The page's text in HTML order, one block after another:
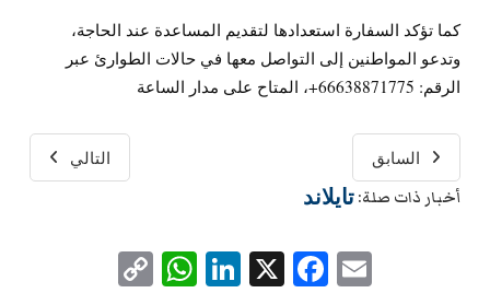
كما تؤكد السفارة استعدادها لتقديم المساعدة عند الحاجة،
وتدعو المواطنين إلى التواصل معها في حالات الطوارئ عبر
الرقم: ‎+66638871775، المتاح على مدار الساعة
السابق التالي
أخبار ذات صلة:تايلاند
Email
Facebook
X
LinkedIn
WhatsApp
Copy